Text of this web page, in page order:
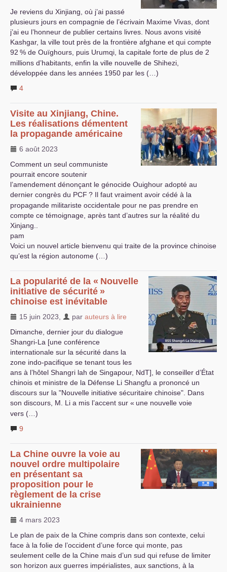
Je reviens du Xinjiang, où j’ai passé
plusieurs jours en compagnie de l’écrivain Maxime Vivas, dont
j’ai eu l’honneur de publier certains livres. Nous avons visité
Kashgar, la ville tout près de la frontière afghane et qui compte
92 % de Ouïghours, puis Urumqi, la capitale forte de plus de 2
millions d’habitants, enfin la ville nouvelle de Shihezi,
développée dans les années 1950 par les (…)
4
Visite au Xinjiang, Chine.
Les réalisations démentent
la propagande américaine
6 août 2023
Comment un seul communiste
pourrait encore soutenir
l’amendement dénonçant le génocide Ouighour adopté au
dernier congrès du PCF ? Il faut vraiment avoir cédé à la
propagande militariste occidentale pour ne pas prendre en
compte ce témoignage, après tant d’autres sur la réalité du
Xinjang..
pam
Voici un nouvel article bienvenu qui traite de la province chinoise
qu’est la région autonome (…)
La popularité de la « Nouvelle
initiative de sécurité »
chinoise est inévitable
15 juin 2023 par auteurs à lire
Dimanche, dernier jour du dialogue
Shangri-La [une conférence
internationale sur la sécurité dans la
zone indo-pacifique se tenant tous les
ans à l’hôtel Shangri lah de Singapour, NdT], le conseiller d’État
chinois et ministre de la Défense Li Shangfu a prononcé un
discours sur la "Nouvelle initiative sécuritaire chinoise". Dans
son discours, M. Li a mis l’accent sur « une nouvelle voie
vers (…)
9
La Chine ouvre la voie au
nouvel ordre multipolaire
en présentant sa
proposition pour le
règlement de la crise
ukrainienne
4 mars 2023
Le plan de paix de la Chine compris dans son contexte, celui
face à la folie de l’occident d’une force qui monte, pas
seulement celle de la Chine mais d’un sud qui refuse de limiter
son horizon aux guerres impérialistes, aux sanctions, à la